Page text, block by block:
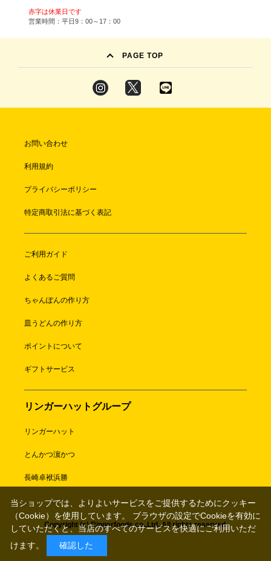
赤字は休業日です
営業時間：平日9：00～17：00
PAGE TOP
お問い合わせ
利用規約
プライバシーポリシー
特定商取引法に基づく表記
ご利用ガイド
よくあるご質問
ちゃんぽんの作り方
皿うどんの作り方
ポイントについて
ギフトサービス
リンガーハットグループ
リンガーハット
とんかつ濵かつ
長崎卓袱浜勝
Copyright (c) Ringerfoods co.,Ltd. All rights reserved.
当ショップでは、よりよいサービスをご提供するためにクッキー
（Cookie）を使用しています。 ブラウザの設定でCookieを有効に
していただくと、当店のすべてのサービスを快適にご利用いただ
けます。
確認した